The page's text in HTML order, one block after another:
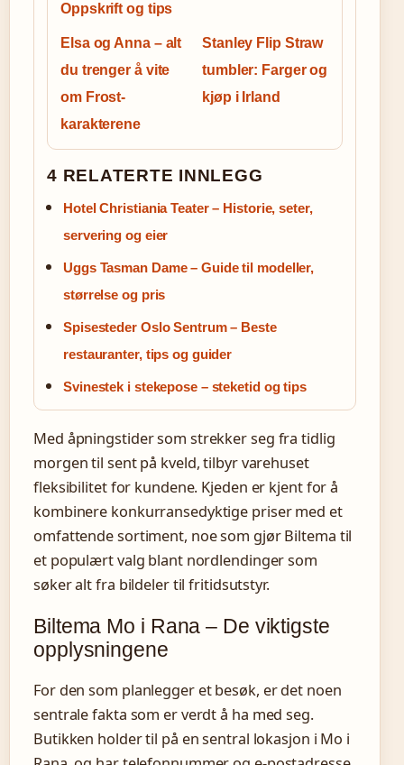
Oppskrift og tips
Elsa og Anna – alt
du trenger å vite
om Frost-
karakterene
Stanley Flip Straw
tumbler: Farger og
kjøp i Irland
4 RELATERTE INNLEGG
Hotel Christiania Teater – Historie, seter,
servering og eier
Uggs Tasman Dame – Guide til modeller,
størrelse og pris
Spisesteder Oslo Sentrum – Beste
restauranter, tips og guider
Svinestek i stekepose – steketid og tips
Med åpningstider som strekker seg fra tidlig
morgen til sent på kveld, tilbyr varehuset
fleksibilitet for kundene. Kjeden er kjent for å
kombinere konkurransedyktige priser med et
omfattende sortiment, noe som gjør Biltema til
et populært valg blant nordlendinger som
søker alt fra bildeler til fritidsutstyr.
Biltema Mo i Rana – De viktigste
opplysningene
For den som planlegger et besøk, er det noen
sentrale fakta som er verdt å ha med seg.
Butikken holder til på en sentral lokasjon i Mo i